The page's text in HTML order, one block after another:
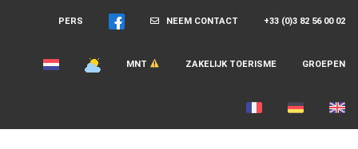
+33 (0)3 82 56 00 02
NEEM CONTACT
PERS
GROEPEN
ZAKELIJK TOERISME
MNT